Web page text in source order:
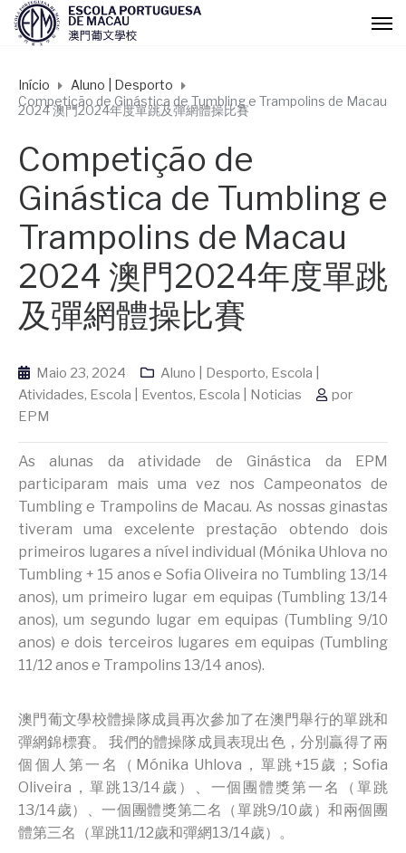
Início
Aluno | Desporto
Competição de Ginástica de Tumbling e Trampolins de Macau
2024 澳門2024年度單跳及彈網體操比賽
Competição de
Ginástica de Tumbling e
Trampolins de Macau
2024 澳門2024年度單跳
及彈網體操比賽
Maio 23, 2024 Aluno | Desporto, Escola |
Atividades, Escola | Eventos, Escola | Noticias
por
EPM
As alunas da atividade de Ginástica da EPM
participaram mais uma vez nos Campeonatos de
Tumbling e Trampolins de Macau. As nossas ginastas
tiveram uma excelente prestação obtendo dois
primeiros lugares a nível individual (Mónika Uhlova no
Tumbling + 15 anos e Sofia Oliveira no Tumbling 13/14
anos), um primeiro lugar em equipas (Tumbling 13/14
anos), um segundo lugar em equipas (Tumbling 9/10
anos) e dois terceiros lugares em equipas (Tumbling
11/12 anos e Trampolins 13/14 anos).
澳門葡文學校體操隊成員再次參加了在澳門舉行的單跳和
彈網錦標賽。 我們的體操隊成員表現出色，分別贏得了兩
個個人第一名（Mónika Uhlova，單跳+15歲；Sofia
Oliveira，單跳13/14歲）、一個團體獎第一名（單跳
13/14歲）、一個團體獎第二名（單跳9/10歲）和兩個團
體第三名（單跳11/12歲和彈網13/14歲）。